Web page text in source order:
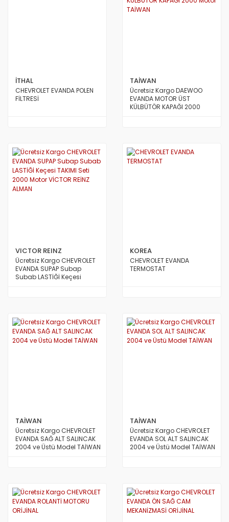
İTHAL
CHEVROLET EVANDA POLEN
FİLTRESİ
TAİWAN
Ücretsiz Kargo DAEWOO
EVANDA MOTOR ÜST
KÜLBÜTÖR KAPAĞI 2000
VICTOR REINZ
Ücretsiz Kargo CHEVROLET
EVANDA SUPAP Subap
Subab LASTİĞİ Keçesi
KOREA
CHEVROLET EVANDA
TERMOSTAT
TAİWAN
Ücretsiz Kargo CHEVROLET
EVANDA SAĞ ALT SALINCAK
2004 ve Üstü Model TAİWAN
TAİWAN
Ücretsiz Kargo CHEVROLET
EVANDA SOL ALT SALINCAK
2004 ve Üstü Model TAİWAN